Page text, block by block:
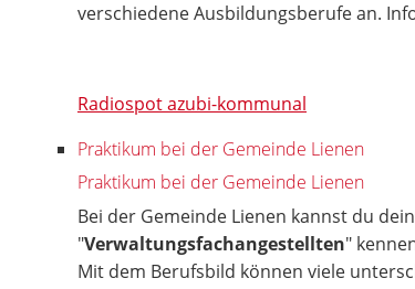
verschiedene Ausbildungsberufe an.
Radiospot azubi-kommunal
Praktikum bei der Gemeinde Lienen
Praktikum bei der Gemeinde Lienen
Bei der Gemeinde Lienen kannst du
"Verwaltungsfachangestellten"
Mit dem Berufsbild können viele